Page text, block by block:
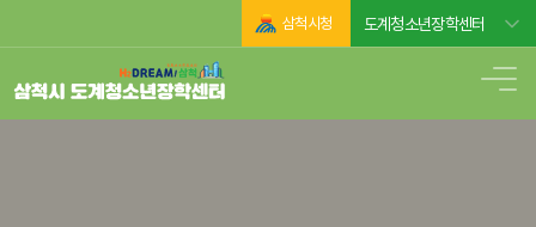
삼척시청 도계청소년장학센터